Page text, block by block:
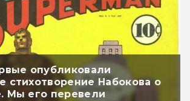
опубликовали
стихотворение Набокова о
Мы его перевели